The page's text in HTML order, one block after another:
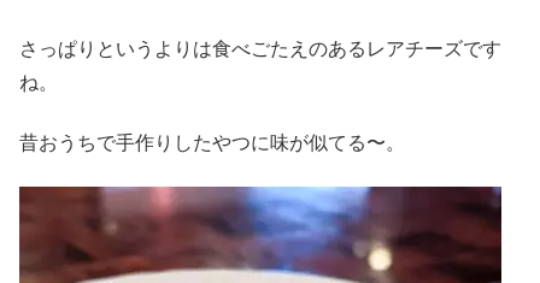
さっぱりというよりは食べごたえのあるレアチーズです
ね。
昔おうちで手作りしたやつに味が似てる〜。